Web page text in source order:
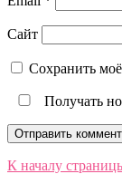
Сайт
Сохранить
Получать
К началу